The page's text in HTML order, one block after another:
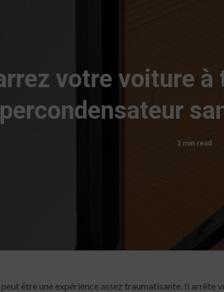
votre voiture
3 min read
être une expérience assez traumatisante. Il